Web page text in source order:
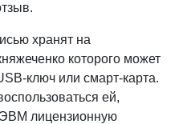
хранят на
которого может
ключ или смарт-карта.
ей,
лицензионную